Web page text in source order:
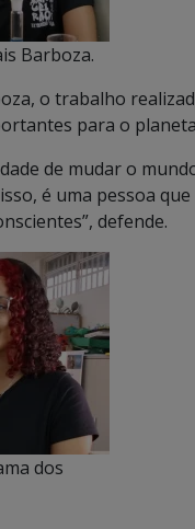
Barboza.
o trabalho
para o
de mudar o
é uma pessoa
defende.
dos